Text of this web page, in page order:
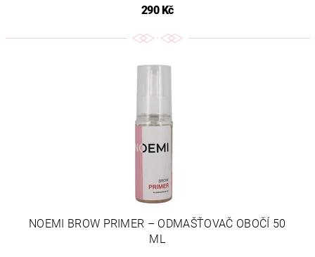
290 Kč
NOEMI BROW PRIMER – ODMAŠŤOVAČ OBOČÍ 50
ML